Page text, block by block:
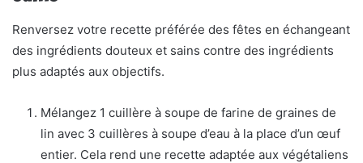
Renversez votre recette préférée des fêtes en échangeant
des ingrédients douteux et sains contre des ingrédients
plus adaptés aux objectifs.
Mélangez 1 cuillère à soupe de farine de graines de
lin avec 3 cuillères à soupe d’eau à la place d’un œuf
entier. Cela rend une recette adaptée aux végétaliens